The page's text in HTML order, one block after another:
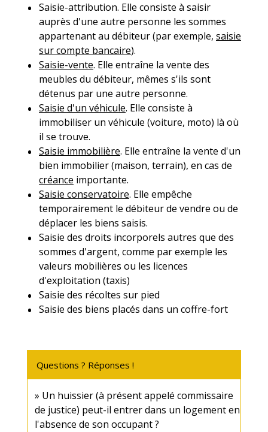
Saisie-attribution. Elle consiste à saisir
auprès d'une autre personne les sommes
appartenant au débiteur (par exemple, saisie
sur compte bancaire).
Saisie-vente. Elle entraîne la vente des
meubles du débiteur, mêmes s'ils sont
détenus par une autre personne.
Saisie d'un véhicule. Elle consiste à
immobiliser un véhicule (voiture, moto) là où
il se trouve.
Saisie immobilière. Elle entraîne la vente d'un
bien immobilier (maison, terrain), en cas de
créance importante.
Saisie conservatoire. Elle empêche
temporairement le débiteur de vendre ou de
déplacer les biens saisis.
Saisie des droits incorporels autres que des
sommes d'argent, comme par exemple les
valeurs mobilières ou les licences
d'exploitation (taxis)
Saisie des récoltes sur pied
Saisie des biens placés dans un coffre-fort
Questions ? Réponses !
Un huissier (à présent appelé commissaire
de justice) peut-il entrer dans un logement en
l'absence de son occupant ?